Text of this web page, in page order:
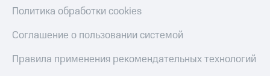
Политика обработки cookies
Соглашение о пользовании системой
Правила применения рекомендательных технологий